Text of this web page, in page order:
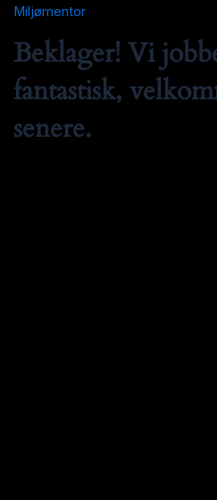
Miljømentor
Beklager! Vi
fantastisk,
senere.